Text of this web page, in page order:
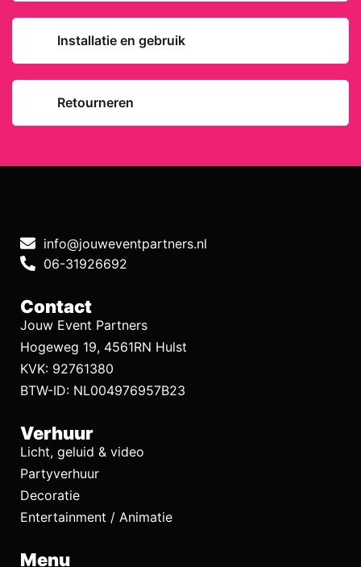
Installatie en gebruik
Retourneren
info@jouweventpartners.nl
06-31926692
Contact
Jouw Event Partners
Hogeweg 19, 4561RN Hulst
KVK: 92761380
BTW-ID: NL004976957B23
Verhuur
Licht, geluid & video
Partyverhuur
Decoratie
Entertainment / Animatie
Menu